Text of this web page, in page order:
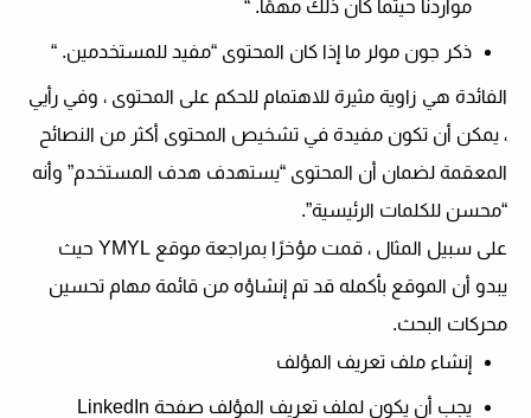
مواردنا حيثما كان ذلك مهمًا. “
ذكر جون مولر ما إذا كان المحتوى “مفيد للمستخدمين. “
الفائدة هي زاوية مثيرة للاهتمام للحكم على المحتوى ، وفي رأيي
، يمكن أن تكون مفيدة في تشخيص المحتوى أكثر من النصائح
المعقمة لضمان أن المحتوى “يستهدف هدف المستخدم” وأنه
“محسن للكلمات الرئيسية”.
على سبيل المثال ، قمت مؤخرًا بمراجعة موقع YMYL حيث
يبدو أن الموقع بأكمله قد تم إنشاؤه من قائمة مهام تحسين
محركات البحث.
إنشاء ملف تعريف المؤلف
يجب أن يكون لملف تعريف المؤلف صفحة LinkedIn